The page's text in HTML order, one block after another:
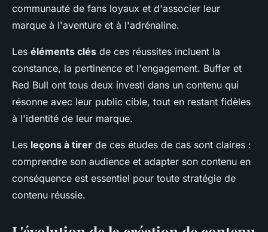
communauté de fans loyaux et d'associer leur
marque à l'aventure et à l'adrénaline.
Les éléments clés de ces réussites incluent la
constance, la pertinence et l'engagement. Buffer et
Red Bull ont tous deux investi dans un contenu qui
résonne avec leur public cible, tout en restant fidèles
à l'identité de leur marque.
Les leçons à tirer de ces études de cas sont claires :
comprendre son audience et adapter son contenu en
conséquence est essentiel pour toute stratégie de
contenu réussie.